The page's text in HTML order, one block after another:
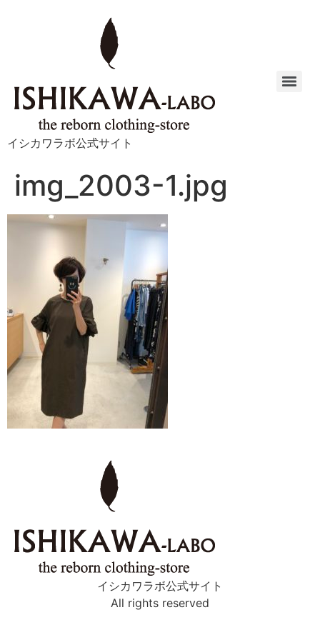
イシカワラボ公式サイト
img_2003-1.jpg
イシカワラボ公式サイト
All rights reserved